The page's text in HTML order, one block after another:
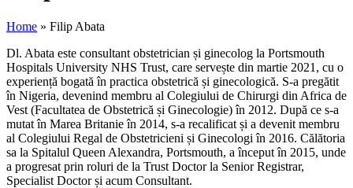
Home » Filip Abata
Dl. Abata este consultant obstetrician și ginecolog la Portsmouth
Hospitals University NHS Trust, care servește din martie 2021, cu o
experiență bogată în practica obstetrică și ginecologică. S-a pregătit
în Nigeria, devenind membru al Colegiului de Chirurgi din Africa de
Vest (Facultatea de Obstetrică și Ginecologie) în 2012. După ce s-a
mutat în Marea Britanie în 2014, s-a recalificat și a devenit membru
al Colegiului Regal de Obstetricieni și Ginecologi în 2016. Călătoria
sa la Spitalul Queen Alexandra, Portsmouth, a început în 2015, unde
a progresat prin roluri de la Trust Doctor la Senior Registrar,
Specialist Doctor și acum Consultant.